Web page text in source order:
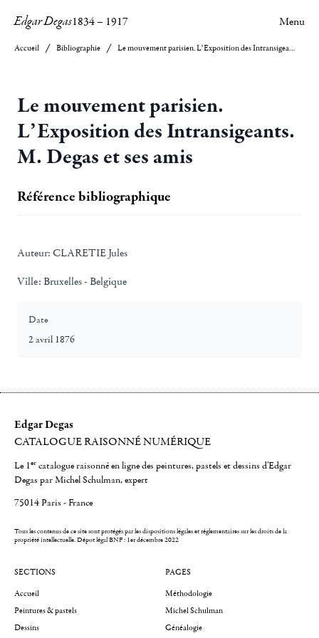
Edgar Degas1834– 1917 Menu
Accueil Bibliographie Le mouvement parisien. L’Exposition des Intransigeants. M. Degas et ses amis
Le mouvement parisien.
L’Exposition des Intransigeants.
M. Degas et ses amis
Référence bibliographique
Auteur: CLARETIE Jules
Ville: Bruxelles - Belgique
Date
2 avril 1876
Edgar Degas
CATALOGUE RAISONNÉ NUMÉRIQUE
Le 1er catalogue raisonné en ligne des peintures, pastels et dessins d'Edgar
Degas par Michel Schulman, expert
75014 Paris - France
Tous les contenus de ce site sont protégés par les dispositions légales et réglementaires sur les droits de la
propriété intellectuelle.Dépot légal BNF : 1er décembre 2022
SECTIONS
Accueil
Peintures & pastels
Dessins
PAGES
Méthodologie
Michel Schulman
Généalogie